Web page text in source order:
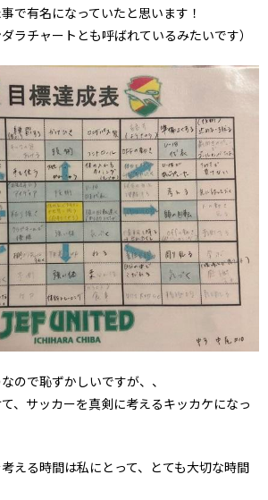
で有名になっていたと思います！
ラチャートとも呼ばれているみたいです）
ので恥ずかしいですが、、
、サッカーを真剣に考えるキッカケになっ
える時間は私にとって、とても大切な時間